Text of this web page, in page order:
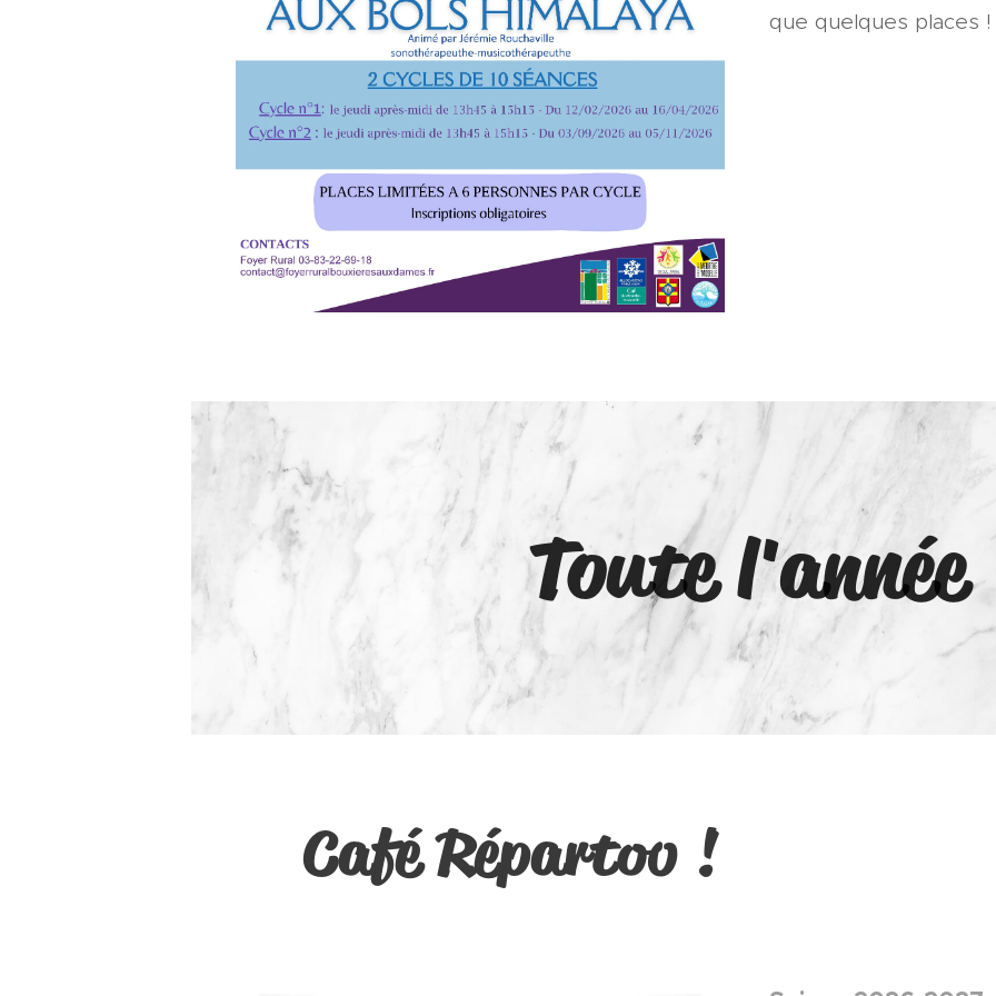
que quelques places
Toute l'année
Café Répartoo !